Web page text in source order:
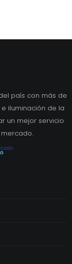
país con más de
iluminación de la
un mejor servicio